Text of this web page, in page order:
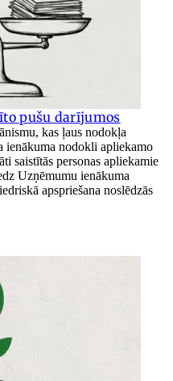
pušu darījumos
kas ļaus nodokļa
ienākuma nodokli apliekamo
saistītās personas apliekamie
Uzņēmumu ienākuma
apspriešana noslēdzās